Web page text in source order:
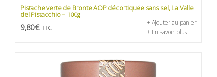
Pistache verte de Bronte AOP décortiquée sans sel, La Valle
del Pistacchio – 100g
9,80€ TTC
+ Ajouter au panier
+ En savoir plus